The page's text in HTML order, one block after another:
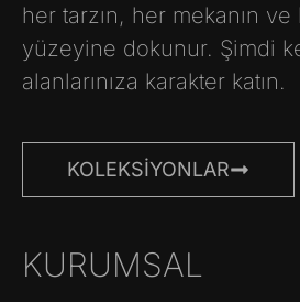
her tarzın, her mekanın
yüzeyine dokunur. Şimdi
alanlarınıza karakter katın.
KOLEKSIYONLAR
KURUMSAL